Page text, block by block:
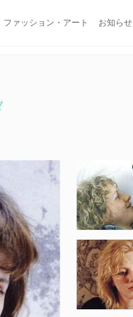
ファッション・アート お知らせ